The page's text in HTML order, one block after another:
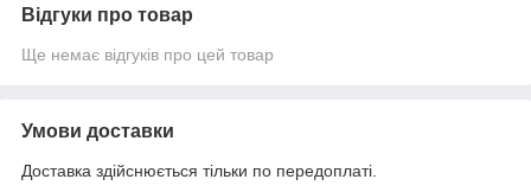
Відгуки про товар
Ще немає відгуків про цей товар
Умови доставки
Доставка здійснюється тільки по передоплаті.